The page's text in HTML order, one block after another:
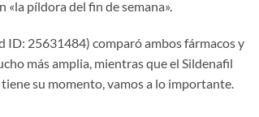
píldora del fin de semana».
ID: 25631484) comparó ambos fármacos y
más amplia, mientras que el Sildenafil
su momento, vamos a lo importante.